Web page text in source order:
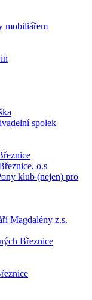
mobiliářem
spolek
o.s
klub (nejen) pro
Magdalény z.s.
Březnice